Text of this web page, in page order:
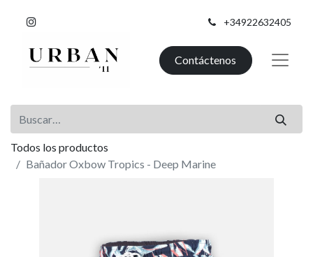
+34922632405
Contáctenos
Todos los productos
Bañador Oxbow Tropics - Deep Marine